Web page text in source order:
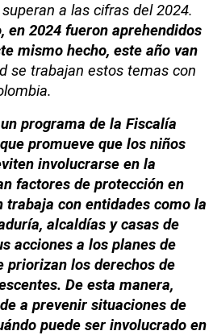
a las cifras del 2024.
en 2024 fueron aprehendidos
mismo hecho, este año van
se trabajan estos temas con
programa de la Fiscalía
promueve que los niños
involucrarse en la
factores de protección en
trabaja con entidades como la
alcaldías y casas de
acciones a los planes de
priorizan los derechos de
De esta manera,
a prevenir situaciones de
puede ser involucrado en